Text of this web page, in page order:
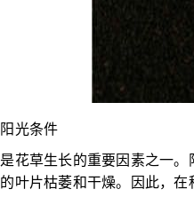
光条件
是花草生长的重要因素之一
叶片枯萎和干燥。因此，在